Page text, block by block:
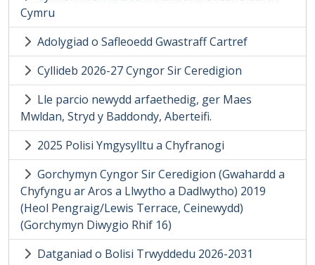
Cymru
Adolygiad o Safleoedd Gwastraff Cartref
Cyllideb 2026-27 Cyngor Sir Ceredigion
Lle parcio newydd arfaethedig, ger Maes
Mwldan, Stryd y Baddondy, Aberteifi.
2025 Polisi Ymgysylltu a Chyfranogi
Gorchymyn Cyngor Sir Ceredigion (Gwahardd a
Chyfyngu ar Aros a Llwytho a Dadlwytho) 2019
(Heol Pengraig/Lewis Terrace, Ceinewydd)
(Gorchymyn Diwygio Rhif 16)
Datganiad o Bolisi Trwyddedu 2026-2031